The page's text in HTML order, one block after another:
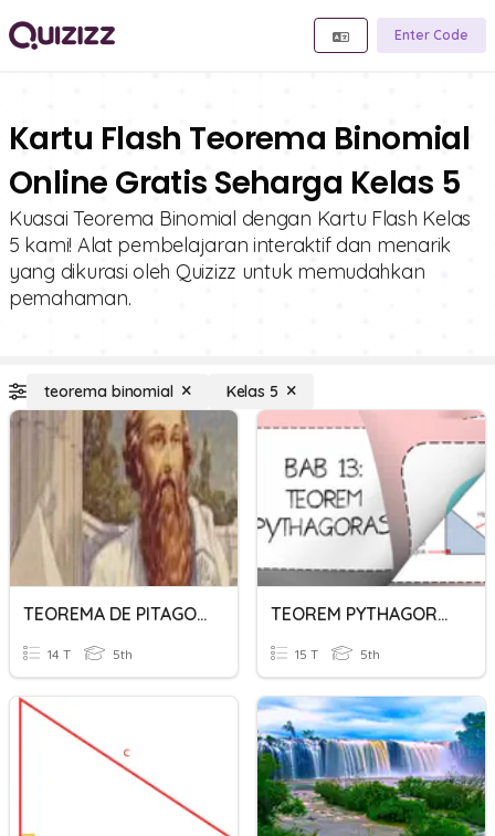
Enter Code
Kartu Flash Teorema Binomial
Online Gratis Seharga Kelas 5
Kuasai Teorema Binomial dengan Kartu Flash Kelas
5 kami! Alat pembelajaran interaktif dan menarik
yang dikurasi oleh Quizizz untuk memudahkan
pemahaman.
teorema binomial Kelas 5
TEOREMA DE PITAGORAS
14 T 5th
TEOREM PYTHAGORAS
15 T 5th